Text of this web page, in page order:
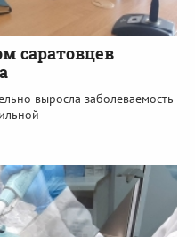
саратовцев
выросла заболеваемость